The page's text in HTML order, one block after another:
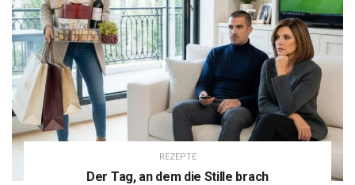
REZEPTE
Der Tag, an dem die Stille brach